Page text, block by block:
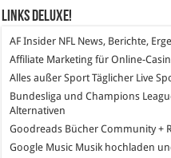
Links DeLuXe!
AF Insider NFL News, Berichte,
Affiliate Marketing für Online-
Alles außer Sport Täglicher Live
Bundesliga und Champions
Alternativen
Goodreads Bücher Community +
Google Music Musik hochladen